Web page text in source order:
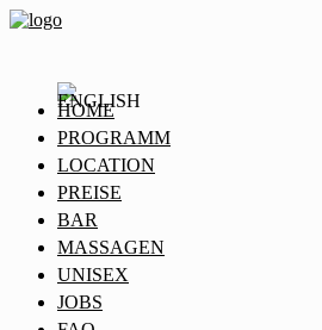
HOME
PROGRAMM
LOCATION
PREISE
BAR
MASSAGEN
UNISEX
JOBS